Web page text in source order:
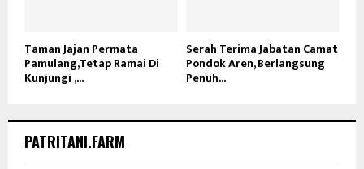
Taman Jajan Permata
Pamulang,Tetap Ramai Di
Kunjungi ,...
Serah Terima Jabatan Camat
Pondok Aren, Berlangsung
Penuh...
PATRITANI.FARM